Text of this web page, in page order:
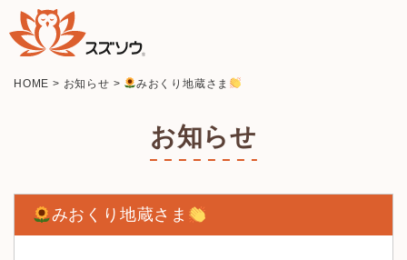
HOME > お知らせ > みおくり地蔵さま
お知らせ
みおくり地蔵さま